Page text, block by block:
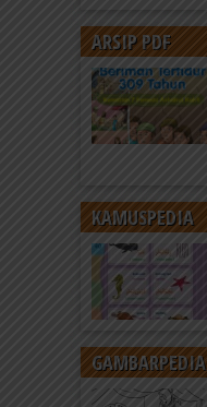
ARSIP PDF
KAMUSPEDIA
GAMBARPEDIA